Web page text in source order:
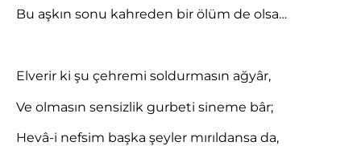
Bu aşkın sonu kahreden bir ölüm de olsa…
Elverir ki şu çehremi soldurmasın ağyâr,
Ve olmasın sensizlik gurbeti sineme bâr;
Hevâ-i nefsim başka şeyler mırıldansa da,